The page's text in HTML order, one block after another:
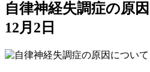
自律神経失調症の原
12月2日